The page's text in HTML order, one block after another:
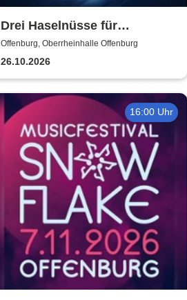
Drei Haselnüsse für
Aschenbrödel - Das Musical
Offenburg, Oberrheinhalle Offenburg
26.10.2026
16:00 Uhr